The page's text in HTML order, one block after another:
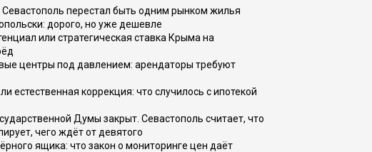
Севастополь перестал быть одним рынком жилья
дорого, но уже дешевле
или стратегическая ставка Крыма на
центры под давлением: арендаторы требуют
естественная коррекция: что случилось с ипотекой
Думы закрыт. Севастополь считает, что
чего ждёт от девятого
ящика: что закон о мониторинге цен даёт